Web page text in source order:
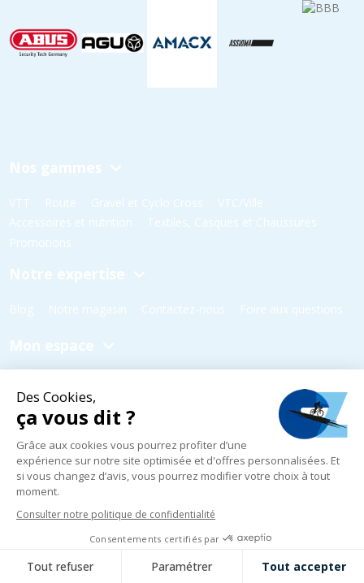
Nos gammes
VTT Route Gravel et Cyclo Cross
VTC/Ville
Accessoires et nutrition
Textiles, Casques et Chaussures
Promotions
Notre expertise
Blog Notre magasin Contactez-nous Foire aux questions
Mon espace
Mes parrainages
Horaires d'ouverture
Mardi au Vendredi
Samedi
10h - 18h00